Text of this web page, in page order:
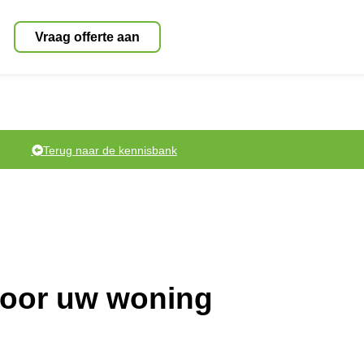
Vraag offerte aan
Terug naar de kennisbank
uw woning